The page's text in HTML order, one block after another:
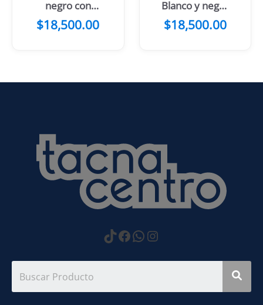
negro con
mangas
celestes
$18,500.00
Blanco y negro
con colores
$18,500.00
https://
Facebook
WhatsApp
Instagram